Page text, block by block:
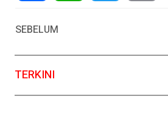
SEBELUM
TERKINI